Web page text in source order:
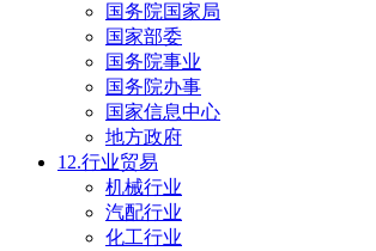
国务院国家局
国家部委
国务院事业
国务院办事
国家信息中心
地方政府
12.行业贸易
机械行业
汽配行业
化工行业